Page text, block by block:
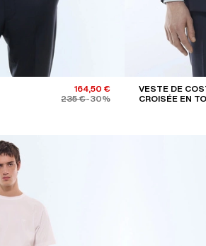
164,50 €
235 €-30%
VESTE DE
CROISÉE EN